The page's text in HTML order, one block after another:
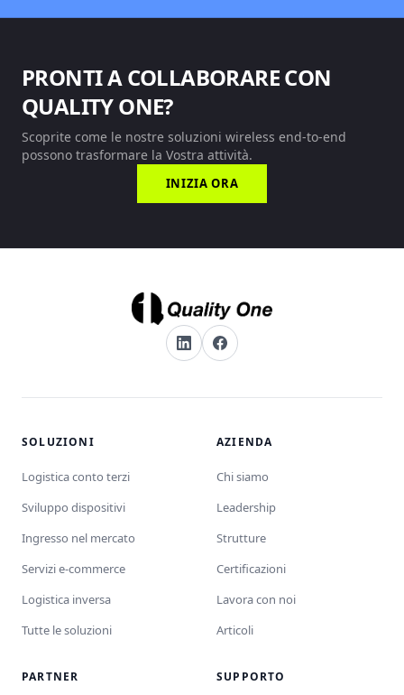
PRONTI A COLLABORARE CON
QUALITY ONE?
Scoprite come le nostre soluzioni wireless end-to-end
possono trasformare la Vostra attività.
INIZIA ORA
SOLUZIONI
Logistica conto terzi
Sviluppo dispositivi
Ingresso nel mercato
Servizi e-commerce
Logistica inversa
Tutte le soluzioni
AZIENDA
Chi siamo
Leadership
Strutture
Certificazioni
Lavora con noi
Articoli
PARTNER SUPPORTO